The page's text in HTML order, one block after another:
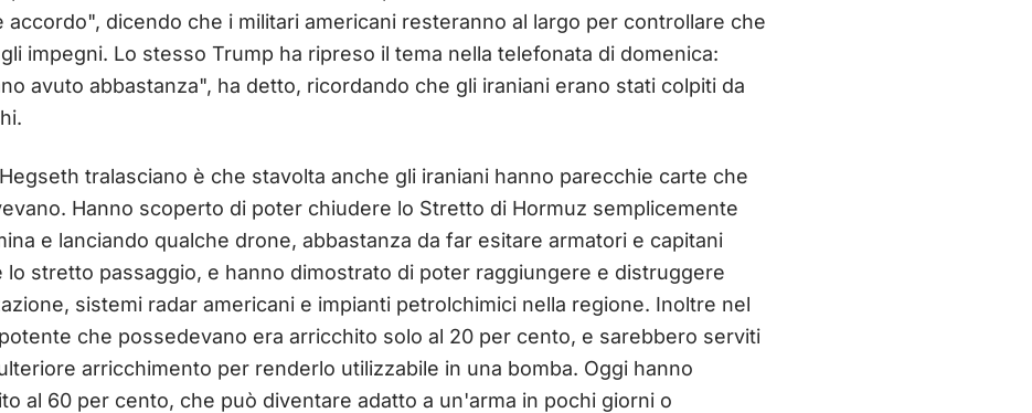
accordo", dicendo che i militari americani resteranno al largo per controllare che
impegni. Lo stesso Trump ha ripreso il tema nella telefonata di domenica:
avuto abbastanza", ha detto, ricordando che gli iraniani erano stati colpiti da
tralasciano è che stavolta anche gli iraniani hanno parecchie carte che
Hanno scoperto di poter chiudere lo Stretto di Hormuz semplicemente
e lanciando qualche drone, abbastanza da far esitare armatori e capitani
lo stretto passaggio, e hanno dimostrato di poter raggiungere e distruggere
sistemi radar americani e impianti petrolchimici nella regione. Inoltre nel
che possedevano era arricchito solo al 20 per cento, e sarebbero serviti
arricchimento per renderlo utilizzabile in una bomba. Oggi hanno
al 60 per cento, che può diventare adatto a un'arma in pochi giorni o